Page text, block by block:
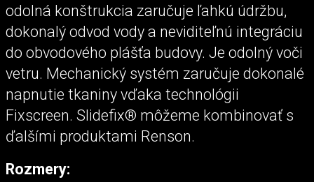
odolná konštrukcia zaručuje ľahkú údržbu,
dokonalý odvod vody a neviditeľnú integráciu
do obvodového plášťa budovy. Je odolný voči
vetru. Mechanický systém zaručuje dokonalé
napnutie tkaniny vďaka technológii
Fixscreen. Slidefix® môžeme kombinovať s
ďalšími produktami Renson.
Rozmery: